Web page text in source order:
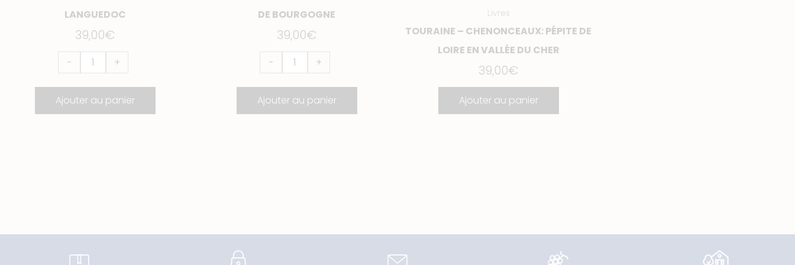
LANGUEDOC
39,00€
- +
Ajouter au panier
DE BOURGOGNE
39,00€
- +
Ajouter au panier
Livres
TOURAINE – CHENONCEAUX: PÉPITE DE
LOIRE EN VALLÉE DU CHER
39,00€
Ajouter au panier